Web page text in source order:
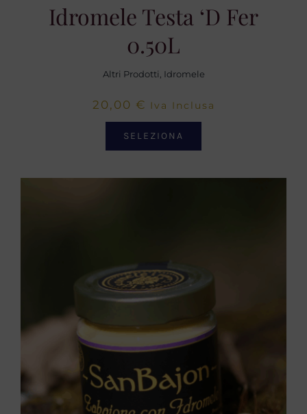
Idromele Testa ‘d Fer
0.50L
Altri Prodotti Idromele
20,00 € Iva Inclusa
SELEZIONA